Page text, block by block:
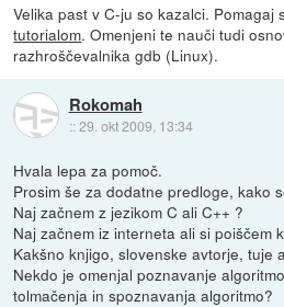
Velika past v C-ju so kazalci. Pomagaj
tutorialom. Omenjeni te nauči tudi
razhroščevalnika gdb (Linux).
Rokomah
::29. okt 2009, 13:34
Hvala lepa za pomoč.
Prosim še za dodatne predloge, kako
Naj začnem z jezikom C ali C++ ?
Naj začnem iz interneta ali si poiščem
Kakšno knjigo, slovenske avtorje, tuje
Nekdo je omenjal poznavanje
tolmačenja in spoznavanja algoritmo?